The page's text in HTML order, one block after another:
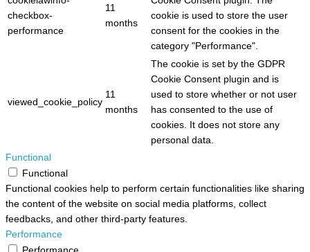
checkbox-
performance
11
months
cookie is used to store the user
consent for the cookies in the
category "Performance".
viewed_cookie_policy
11
months
The cookie is set by the GDPR
Cookie Consent plugin and is
used to store whether or not user
has consented to the use of
cookies. It does not store any
personal data.
Functional
Functional
Functional cookies help to perform certain functionalities like sharing
the content of the website on social media platforms, collect
feedbacks, and other third-party features.
Performance